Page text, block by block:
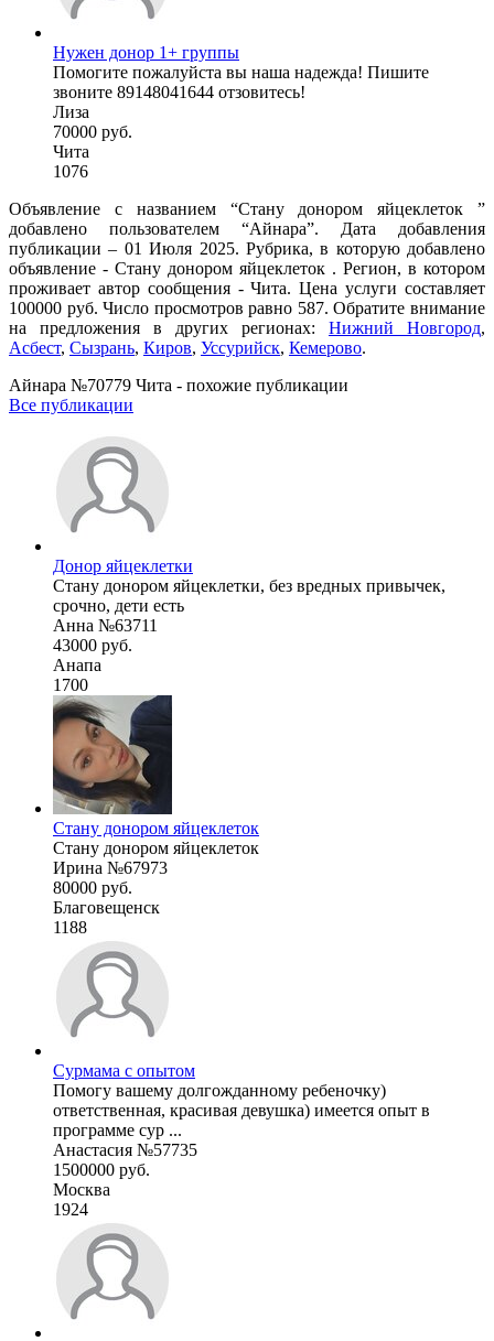
Нужен донор 1+ группы
Помогите пожалуйста вы наша надежда! Пишите
звоните 89148041644 отзовитесь!
Лиза
70000 руб.
Чита
1076
Объявление с названием “Стану донором яйцеклеток ”
добавлено пользователем “Айнара”. Дата добавления
публикации – 01 Июля 2025. Рубрика, в которую добавлено
объявление - Стану донором яйцеклеток . Регион, в котором
проживает автор сообщения - Чита. Цена услуги составляет
100000 руб. Число просмотров равно 587. Обратите внимание
на предложения в других регионах: Нижний Новгород,
Асбест, Сызрань, Киров, Уссурийск, Кемерово.
Айнара №70779 Чита - похожие публикации
Все публикации
Донор яйцеклетки
Стану донором яйцеклетки, без вредных привычек,
срочно, дети есть
Анна №63711
43000 руб.
Анапа
1700
Стану донором яйцеклеток
Стану донором яйцеклеток
Ирина №67973
80000 руб.
Благовещенск
1188
Сурмама с опытом
Помогу вашему долгожданному ребеночку)
ответственная, красивая девушка) имеется опыт в
программе сур ...
Анастасия №57735
1500000 руб.
Москва
1924